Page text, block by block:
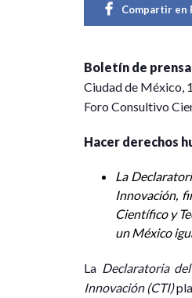
Compartir en
Boletín de prensa
Ciudad de México,
Foro Consultivo
Hacer derechos
La
Innovación,
Científico y
un México
La Declaratoria
Innovación (CTI)